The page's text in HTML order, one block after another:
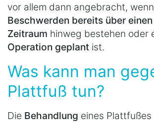
vor allem dann angebracht,
Beschwerden bereits über
Zeitraum hinweg bestehen oder
Operation geplant ist.
Was kann man
Plattfuß tun?
Die Behandlung eines